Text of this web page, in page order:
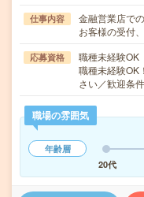
仕事内容
金融営業店で
お客様の受付
応募資格
職種未経験OK
職種未経験OK
さい／歓迎条
職場の雰囲気
年齢層
20代